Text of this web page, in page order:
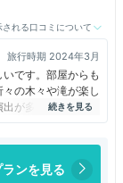
される口コミについて
旅行時期 2024年3月
です。部屋からも
の木々や滝が楽し
が多彩です。部屋
ンを見る